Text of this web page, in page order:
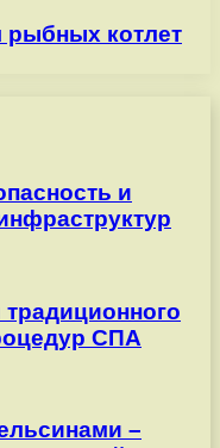
рыбных котлет
и
СПА
–